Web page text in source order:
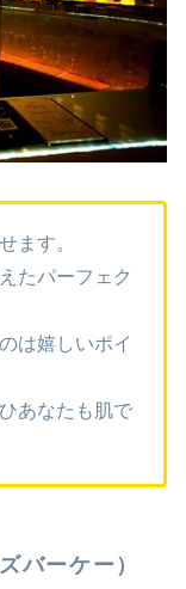
ます。
たパーフェク
は嬉しいポイ
あなたも肌で
バーケー）